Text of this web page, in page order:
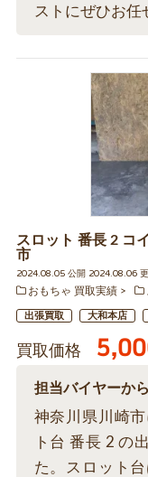
ストにぜひお任
スロット 番長 2 コ
市
2024.08.05 公開 2024.08.06
おもちゃ 買取実績
出張買取 大和本店
買取価格
担当バイヤーか
神奈川県川崎
ト台 番長 2 の
た。スロット